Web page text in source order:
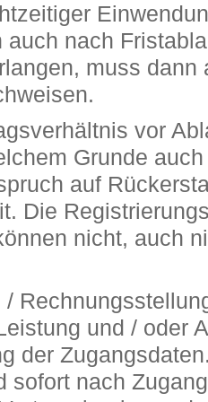
auch nach
muss
vor
Grunde
auf
Die
nicht, auch
/
und / oder
der
sofort nach